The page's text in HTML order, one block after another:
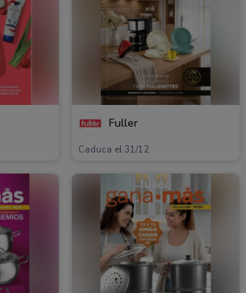
Fuller
Caduca el 31/12